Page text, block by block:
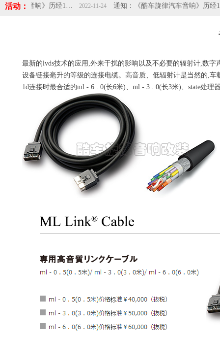
活动： 2022-11-24
通知：《酷车旋律汽车音响》历经10年的成长，现应发展需求搬迁新址：佛山市南海区桂城海八西路保润汽车城1号楼首层，欢迎新老客户光临新店！！！-酷车旋律 通知：《酷车旋律汽车音响》历经10年的成长，现应发展需求搬迁新址：佛山市南海区桂城海八西路保润汽车城1号楼首层，欢迎新老客户光临新店！！！-酷车旋律
最新的lvds技术的应用,外来干扰的影响以及不必要的辐射计,数
设备链接毫升的等级的连接电缆。高音质、低辐射计是当然的,
1d连接时最合适的ml - 6 . 0(长6米)、ml - 3 . 0(长3米)、state处